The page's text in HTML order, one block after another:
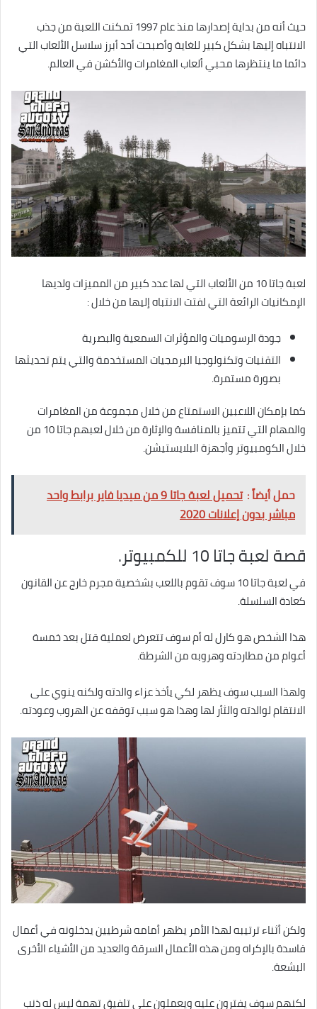
حيث أنه من بداية إصدارها منذ عام 1997 تمكنت اللعبة من جذب
الانتباه إليها بشكل كبير للغاية وأصبحت أحد أبرز سلاسل الألعاب التي
دائما ما ينتظرها محبي ألعاب المغامرات والأكشن في العالم.
لعبة جاتا 10 من الألعاب التي لها عدد كبير من المميزات ولديها
الإمكانيات الرائعة التي لفتت الانتباه إليها من خلال :
جودة الرسوميات والمؤثرات السمعية والبصرية
التقنيات وتكنولوجيا البرمجيات المستخدمةوالتي يتم تحديثها
بصورة مستمرة.
كما بإمكان اللاعبين الاستمتاع من خلال مجموعة من المغامرات
والمهام التي تتميز بالمنافسة والإثارة من خلال لعبهم جاتا 10 من
خلال الكومبيوتر وأجهزة البلايستيشن.
حمل أيضاً :
تحميل لعبة جاتا 9 من ميديا فاير برابط واحد
مباشر بدون إعلانات 2020
قصة لعبة جاتا 10 للكمبيوتر .
في لعبة جاتا 10 سوف تقوم باللعب بشخصية مجرم خارج عن القانون
كعادة السلسلة.
هذا الشخص هو كارل له أم سوف تتعرض لعملية قتل بعد خمسة
أعوام من مطاردته وهروبه من الشرطة.
ولهذا السبب سوف يظهر لكي يأخذ عزاء والدته ولكنه ينوي على
الانتقام لوالدته والثأر لها وهذا هو سبب توقفه عن الهروب وعودته.
ولكن أثناء ترتيبه لهذا الأمر يظهر أمامه شرطيين يدخلونه في أعمال
فاسدة بالإكراه ومن هذه الأعمال السرقة والعديد من الأشياء الأخرى
البشعة.
لكنهم سوف يفترون عليه ويعملون على تلفيق تهمة ليس له ذنب